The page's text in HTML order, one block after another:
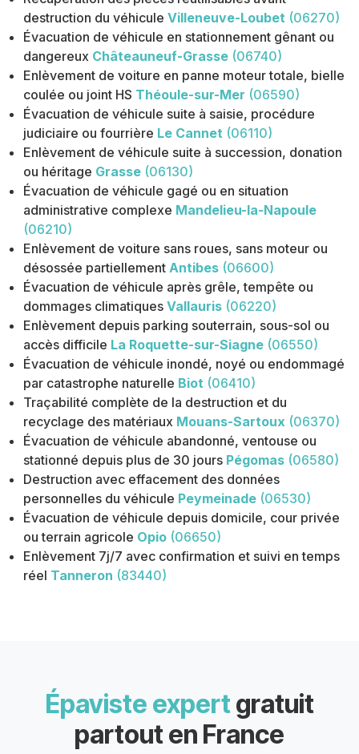
destruction du véhicule Villeneuve-Loubet (06270)
Évacuation de véhicule en stationnement gênant ou
dangereux Châteauneuf-Grasse (06740)
Enlèvement de voiture en panne moteur totale, bielle
coulée ou joint HS Théoule-sur-Mer (06590)
Évacuation de véhicule suite à saisie, procédure
judiciaire ou fourrière Le Cannet (06110)
Enlèvement de véhicule suite à succession, donation
ou héritage Grasse (06130)
Évacuation de véhicule gagé ou en situation
administrative complexe Mandelieu-la-Napoule
(06210)
Enlèvement de voiture sans roues, sans moteur ou
désossée partiellement Antibes (06600)
Évacuation de véhicule après grêle, tempête ou
dommages climatiques Vallauris (06220)
Enlèvement depuis parking souterrain, sous-sol ou
accès difficile La Roquette-sur-Siagne (06550)
Évacuation de véhicule inondé, noyé ou endommagé
par catastrophe naturelle Biot (06410)
Traçabilité complète de la destruction et du
recyclage des matériaux Mouans-Sartoux (06370)
Évacuation de véhicule abandonné, ventouse ou
stationné depuis plus de 30 jours Pégomas (06580)
Destruction avec effacement des données
personnelles du véhicule Peymeinade (06530)
Évacuation de véhicule depuis domicile, cour privée
ou terrain agricole Opio (06650)
Enlèvement 7j/7 avec confirmation et suivi en temps
réel Tanneron (83440)
Épaviste expert gratuit
partout en France